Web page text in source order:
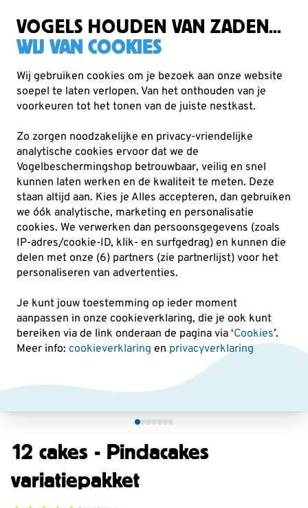
VOGELS HOUDEN VAN ZADEN...
WIJ VAN COOKIES
Wij gebruiken cookies om je bezoek aan onze website
soepel te laten verlopen. Van het onthouden van je
voorkeuren tot het tonen van de juiste nestkast.
Zo zorgen noodzakelijke en privacy-vriendelijke
analytische cookies ervoor dat we de
Vogelbeschermingshop betrouwbaar, veilig en snel
kunnen laten werken en de kwaliteit te meten. Deze
staan altijd aan. Kies je Alles accepteren, dan gebruiken
we óók analytische, marketing en personalisatie
cookies. We verwerken dan persoonsgegevens (zoals
IP-adres/cookie-ID, klik- en surfgedrag) en kunnen die
delen met onze (6) partners (zie partnerlijst) voor het
personaliseren van advertenties.
Je kunt jouw toestemming op ieder moment
aanpassen in onze cookieverklaring, die je ook kunt
bereiken via de link onderaan de pagina via ‘Cookies’.
Meer info: cookieverklaring en privacyverklaring
Vogelvoer Pindacakes
10% KORTING
12 cakes - Pindacakes
variatiepakket